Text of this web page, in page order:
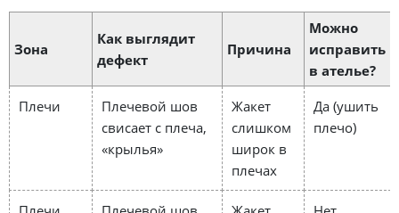
Зона
Как выглядит
дефект
Причина
Можно
исправить
в ателье?
Плечи
Плечевой шов
свисает с плеча,
«крылья»
Жакет
слишком
широк в
плечах
Да (ушить
плечо)